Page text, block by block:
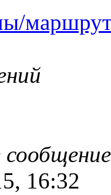
сообщение
16:32